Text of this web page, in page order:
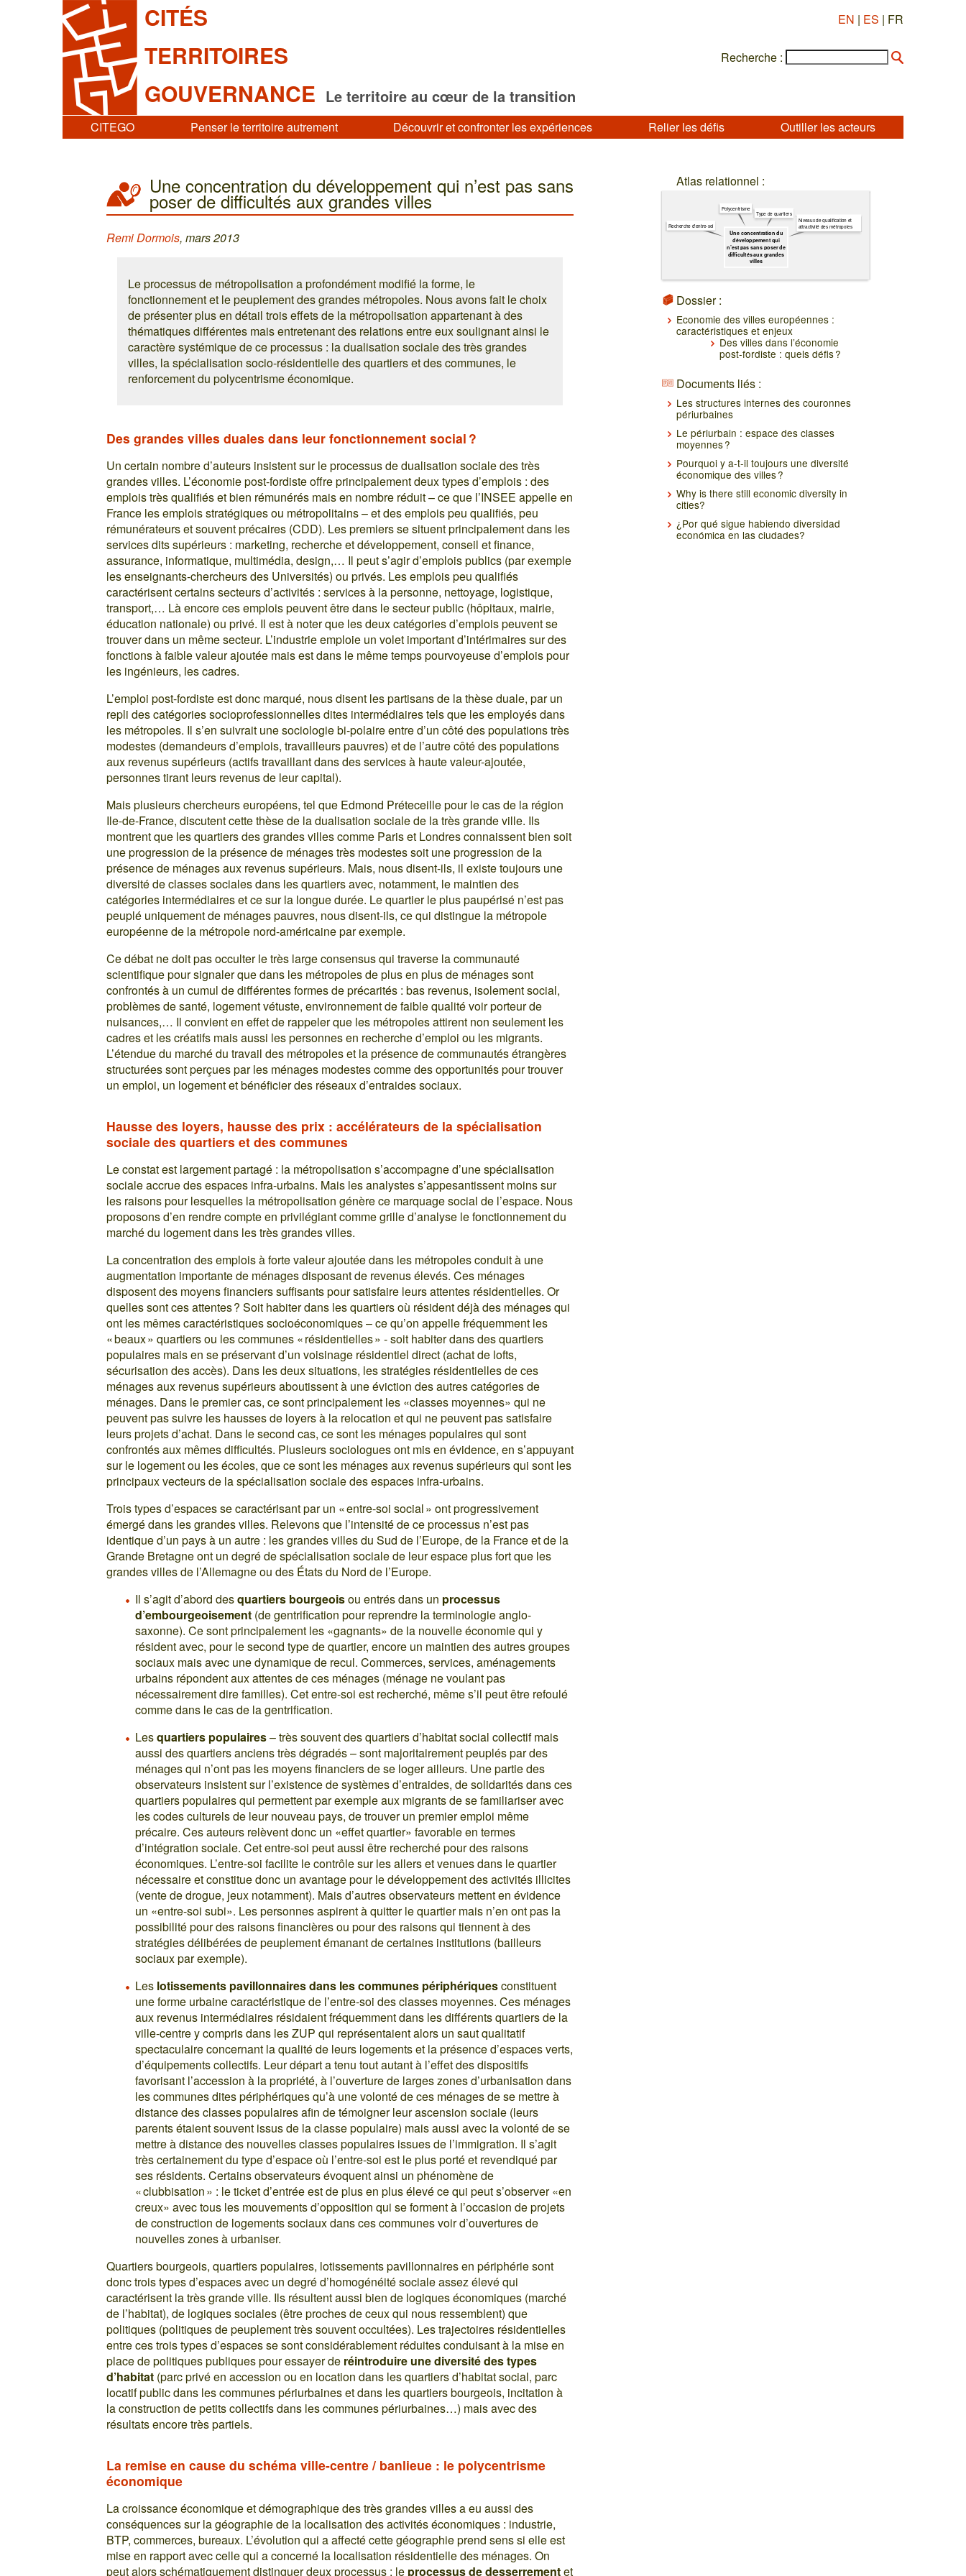
CITÉS
TERRITOIRES
GOUVERNANCE Le territoire au cœur de la transition
EN | ES | FR
Recherche :
CITEGO Penser le territoire autrement Découvrir et confronter les expériences Relier les défis Outiller les acteurs
Une concentration du développement qui n’est pas sans
poser de difficultés aux grandes villes
Remi Dormois, mars 2013
Le processus de métropolisation a profondément modifié la forme, le
fonctionnement et le peuplement des grandes métropoles. Nous avons fait le choix
de présenter plus en détail trois effets de la métropolisation appartenant à des
thématiques différentes mais entretenant des relations entre eux soulignant ainsi le
caractère systémique de ce processus : la dualisation sociale des très grandes
villes, la spécialisation socio-résidentielle des quartiers et des communes, le
renforcement du polycentrisme économique.
Des grandes villes duales dans leur fonctionnement social ?
Un certain nombre d’auteurs insistent sur le processus de dualisation sociale des très
grandes villes. L’économie post-fordiste offre principalement deux types d’emplois : des
emplois très qualifiés et bien rémunérés mais en nombre réduit – ce que l’INSEE appelle en
France les emplois stratégiques ou métropolitains – et des emplois peu qualifiés, peu
rémunérateurs et souvent précaires (CDD). Les premiers se situent principalement dans les
services dits supérieurs : marketing, recherche et développement, conseil et finance,
assurance, informatique, multimédia, design,… Il peut s’agir d’emplois publics (par exemple
les enseignants-chercheurs des Universités) ou privés. Les emplois peu qualifiés
caractérisent certains secteurs d’activités : services à la personne, nettoyage, logistique,
transport,… Là encore ces emplois peuvent être dans le secteur public (hôpitaux, mairie,
éducation nationale) ou privé. Il est à noter que les deux catégories d’emplois peuvent se
trouver dans un même secteur. L’industrie emploie un volet important d’intérimaires sur des
fonctions à faible valeur ajoutée mais est dans le même temps pourvoyeuse d’emplois pour
les ingénieurs, les cadres.
L’emploi post-fordiste est donc marqué, nous disent les partisans de la thèse duale, par un
repli des catégories socioprofessionnelles dites intermédiaires tels que les employés dans
les métropoles. Il s’en suivrait une sociologie bi-polaire entre d’un côté des populations très
modestes (demandeurs d’emplois, travailleurs pauvres) et de l’autre côté des populations
aux revenus supérieurs (actifs travaillant dans des services à haute valeur-ajoutée,
personnes tirant leurs revenus de leur capital).
Mais plusieurs chercheurs européens, tel que Edmond Préteceille pour le cas de la région
Ile-de-France, discutent cette thèse de la dualisation sociale de la très grande ville. Ils
montrent que les quartiers des grandes villes comme Paris et Londres connaissent bien soit
une progression de la présence de ménages très modestes soit une progression de la
présence de ménages aux revenus supérieurs. Mais, nous disent-ils, il existe toujours une
diversité de classes sociales dans les quartiers avec, notamment, le maintien des
catégories intermédiaires et ce sur la longue durée. Le quartier le plus paupérisé n’est pas
peuplé uniquement de ménages pauvres, nous disent-ils, ce qui distingue la métropole
européenne de la métropole nord-américaine par exemple.
Ce débat ne doit pas occulter le très large consensus qui traverse la communauté
scientifique pour signaler que dans les métropoles de plus en plus de ménages sont
confrontés à un cumul de différentes formes de précarités : bas revenus, isolement social,
problèmes de santé, logement vétuste, environnement de faible qualité voir porteur de
nuisances,… Il convient en effet de rappeler que les métropoles attirent non seulement les
cadres et les créatifs mais aussi les personnes en recherche d’emploi ou les migrants.
L’étendue du marché du travail des métropoles et la présence de communautés étrangères
structurées sont perçues par les ménages modestes comme des opportunités pour trouver
un emploi, un logement et bénéficier des réseaux d’entraides sociaux.
Hausse des loyers, hausse des prix : accélérateurs de la spécialisation
sociale des quartiers et des communes
Le constat est largement partagé : la métropolisation s’accompagne d’une spécialisation
sociale accrue des espaces infra-urbains. Mais les analystes s’appesantissent moins sur
les raisons pour lesquelles la métropolisation génère ce marquage social de l’espace. Nous
proposons d’en rendre compte en privilégiant comme grille d’analyse le fonctionnement du
marché du logement dans les très grandes villes.
La concentration des emplois à forte valeur ajoutée dans les métropoles conduit à une
augmentation importante de ménages disposant de revenus élevés. Ces ménages
disposent des moyens financiers suffisants pour satisfaire leurs attentes résidentielles. Or
quelles sont ces attentes ? Soit habiter dans les quartiers où résident déjà des ménages qui
ont les mêmes caractéristiques socioéconomiques – ce qu’on appelle fréquemment les
« beaux » quartiers ou les communes « résidentielles » - soit habiter dans des quartiers
populaires mais en se préservant d’un voisinage résidentiel direct (achat de lofts,
sécurisation des accès). Dans les deux situations, les stratégies résidentielles de ces
ménages aux revenus supérieurs aboutissent à une éviction des autres catégories de
ménages. Dans le premier cas, ce sont principalement les «classes moyennes» qui ne
peuvent pas suivre les hausses de loyers à la relocation et qui ne peuvent pas satisfaire
leurs projets d’achat. Dans le second cas, ce sont les ménages populaires qui sont
confrontés aux mêmes difficultés. Plusieurs sociologues ont mis en évidence, en s’appuyant
sur le logement ou les écoles, que ce sont les ménages aux revenus supérieurs qui sont les
principaux vecteurs de la spécialisation sociale des espaces infra-urbains.
Trois types d’espaces se caractérisant par un « entre-soi social » ont progressivement
émergé dans les grandes villes. Relevons que l’intensité de ce processus n’est pas
identique d’un pays à un autre : les grandes villes du Sud de l’Europe, de la France et de la
Grande Bretagne ont un degré de spécialisation sociale de leur espace plus fort que les
grandes villes de l’Allemagne ou des États du Nord de l’Europe.
Il s’agit d’abord desquartiers bourgeoisou entrés dans un processus
d’embourgeoisement (de gentrification pour reprendre la terminologie anglo-
saxonne). Ce sont principalement les «gagnants» de la nouvelle économie qui y
résident avec, pour le second type de quartier, encore un maintien des autres groupes
sociaux mais avec une dynamique de recul. Commerces, services, aménagements
urbains répondent aux attentes de ces ménages (ménage ne voulant pas
nécessairement dire familles). Cet entre-soi est recherché, même s’il peut être refoulé
comme dans le cas de la gentrification.
Lesquartiers populaires– très souvent des quartiers d’habitat social collectif mais
aussi des quartiers anciens très dégradés – sont majoritairement peuplés par des
ménages qui n’ont pas les moyens financiers de se loger ailleurs. Une partie des
observateurs insistent sur l’existence de systèmes d’entraides, de solidarités dans ces
quartiers populaires qui permettent par exemple aux migrants de se familiariser avec
les codes culturels de leur nouveau pays, de trouver un premier emploi même
précaire. Ces auteurs relèvent donc un «effet quartier» favorable en termes
d’intégration sociale. Cet entre-soi peut aussi être recherché pour des raisons
économiques. L’entre-soi facilite le contrôle sur les allers et venues dans le quartier
nécessaire et constitue donc un avantage pour le développement des activités illicites
(vente de drogue, jeux notamment). Mais d’autres observateurs mettent en évidence
un «entre-soi subi». Les personnes aspirent à quitter le quartier mais n’en ont pas la
possibilité pour des raisons financières ou pour des raisons qui tiennent à des
stratégies délibérées de peuplement émanant de certaines institutions (bailleurs
sociaux par exemple).
Les lotissements pavillonnaires dans les communes périphériquesconstituent
une forme urbaine caractéristique de l’entre-soi des classes moyennes. Ces ménages
aux revenus intermédiaires résidaient fréquemment dans les différents quartiers de la
ville-centre y compris dans les ZUP qui représentaient alors un saut qualitatif
spectaculaire concernant la qualité de leurs logements et la présence d’espaces verts,
d’équipements collectifs. Leur départ a tenu tout autant à l’effet des dispositifs
favorisant l’accession à la propriété, à l’ouverture de larges zones d’urbanisation dans
les communes dites périphériques qu’à une volonté de ces ménages de se mettre à
distance des classes populaires afin de témoigner leur ascension sociale (leurs
parents étaient souvent issus de la classe populaire) mais aussi avec la volonté de se
mettre à distance des nouvelles classes populaires issues de l’immigration. Il s’agit
très certainement du type d’espace où l’entre-soi est le plus porté et revendiqué par
ses résidents. Certains observateurs évoquent ainsi un phénomène de
« clubbisation » : le ticket d’entrée est de plus en plus élevé ce qui peut s’observer «en
creux» avec tous les mouvements d’opposition qui se forment à l’occasion de projets
de construction de logements sociaux dans ces communes voir d’ouvertures de
nouvelles zones à urbaniser.
Quartiers bourgeois, quartiers populaires, lotissements pavillonnaires en périphérie sont
donc trois types d’espaces avec un degré d’homogénéité sociale assez élevé qui
caractérisent la très grande ville. Ils résultent aussi bien de logiques économiques (marché
de l’habitat), de logiques sociales (être proches de ceux qui nous ressemblent) que
politiques (politiques de peuplement très souvent occultées). Les trajectoires résidentielles
entre ces trois types d’espaces se sont considérablement réduites conduisant à la mise en
place de politiques publiques pour essayer de réintroduire une diversité des types
d’habitat (parc privé en accession ou en location dans les quartiers d’habitat social, parc
locatif public dans les communes périurbaines et dans les quartiers bourgeois, incitation à
la construction de petits collectifs dans les communes périurbaines…) mais avec des
résultats encore très partiels.
La remise en cause du schéma ville-centre / banlieue : le polycentrisme
économique
La croissance économique et démographique des très grandes villes a eu aussi des
conséquences sur la géographie de la localisation des activités économiques : industrie,
BTP, commerces, bureaux. L’évolution qui a affecté cette géographie prend sens si elle est
mise en rapport avec celle qui a concerné la localisation résidentielle des ménages. On
peut alors schématiquement distinguer deux processus : le processus de desserrementet
Atlas relationnel :
Une concentration du
développement qui
n’est pas sans poser de
difficultés aux grandes
villes
Niveaux de qualification et
attractivité des métropoles
Type de quartiers
Polycentrisme
Recherche d'entre-soi
Dossier :
Economie des villes européennes :
caractéristiques et enjeux
Des villes dans l’économie
post-fordiste : quels défis ?
Documents liés :
Les structures internes des couronnes
périurbaines
Le périurbain : espace des classes
moyennes ?
Pourquoi y a-t-il toujours une diversité
économique des villes ?
Why is there still economic diversity in
cities?
¿Por qué sigue habiendo diversidad
económica en las ciudades?